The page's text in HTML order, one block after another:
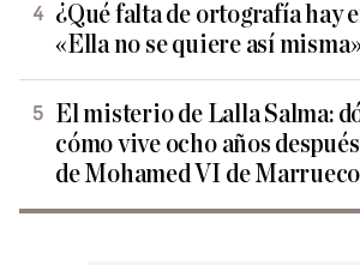
¿Qué falta de ortografía hay
«Ella no se quiere así
El misterio de Lalla Salma:
cómo vive ocho años
de Mohamed VI de